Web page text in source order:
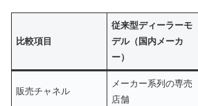
比較項目
従来型ディーラーモ
デル（国内メーカ
ー）
販売チャネル
メーカー系列の専売
店舗